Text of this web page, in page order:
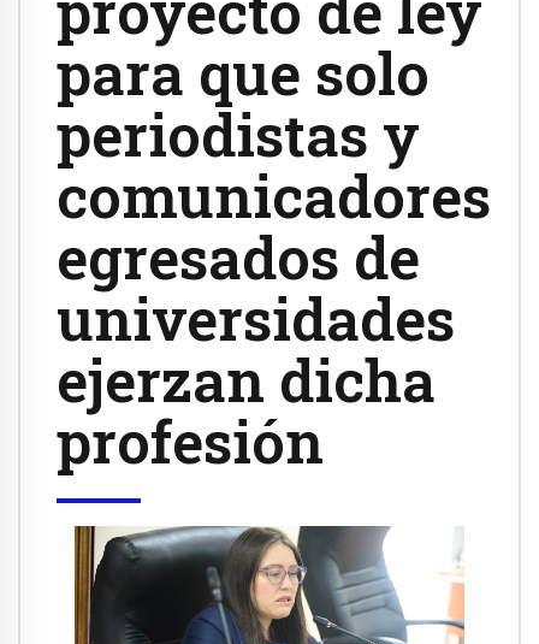
para que solo
periodistas y
comunicadores
egresados de
universidades
ejerzan dicha
profesión